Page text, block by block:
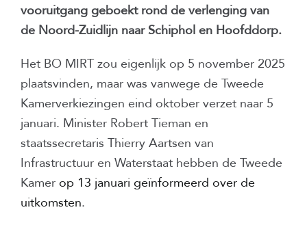
vooruitgang geboekt rond de verlenging van
de Noord-Zuidlijn naar Schiphol en Hoofddorp.
Het BO MIRT zou eigenlijk op 5 november 2025
plaatsvinden, maar was vanwege de Tweede
Kamerverkiezingen eind oktober verzet naar 5
januari. Minister Robert Tieman en
staatssecretaris Thierry Aartsen van
Infrastructuur en Waterstaat hebben de Tweede
Kamer op 13 januari geïnformeerd over de
uitkomsten.